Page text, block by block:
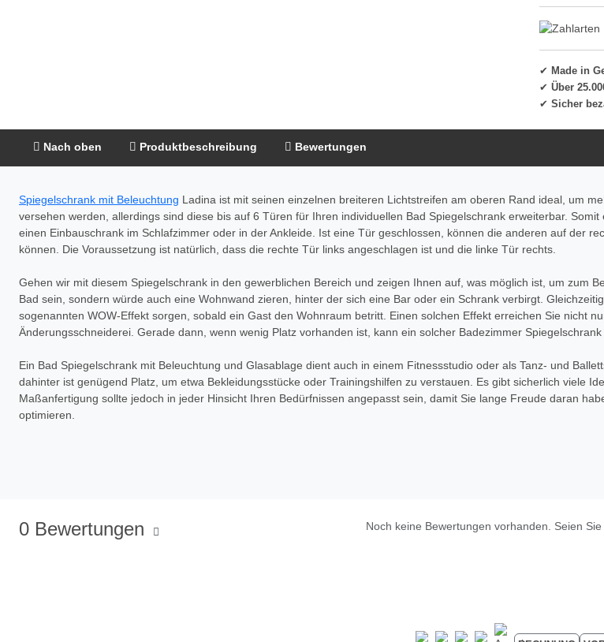
✔ Made in
✔ Über
✔ Sicher
Nach oben Produktbeschreibung Bewertungen
Spiegelschrank mit Beleuchtung Ladina ist mit seinen einzelnen breiteren Lichtstreifen am oberen Rand ideal, um
versehen werden, allerdings sind diese bis auf 6 Türen für Ihren individuellen Bad Spiegelschrank erweiterbar.
einen Einbauschrank im Schlafzimmer oder in der Ankleide. Ist eine Tür geschlossen, können die anderen auf der
können. Die Voraussetzung ist natürlich, dass die rechte Tür links angeschlagen ist und die linke Tür rechts.
Gehen wir mit diesem Spiegelschrank in den gewerblichen Bereich und zeigen Ihnen auf, was möglich ist, um zum
Bad sein, sondern würde auch eine Wohnwand zieren, hinter der sich eine Bar oder ein Schrank verbirgt.
sogenannten WOW-Effekt sorgen, sobald ein Gast den Wohnraum betritt. Einen solchen Effekt erreichen Sie nicht
Änderungsschneiderei. Gerade dann, wenn wenig Platz vorhanden ist, kann ein solcher Badezimmer
Ein Bad Spiegelschrank mit Beleuchtung und Glasablage dient auch in einem Fitnessstudio oder als Tanz- und
dahinter ist genügend Platz, um etwa Bekleidungsstücke oder Trainingshilfen zu verstauen. Es gibt sicherlich viele
Maßanfertigung sollte jedoch in jeder Hinsicht Ihren Bedürfnissen angepasst sein, damit Sie lange Freude daran
optimieren.
0 Bewertungen Noch keine Bewertungen vorhanden. Seien